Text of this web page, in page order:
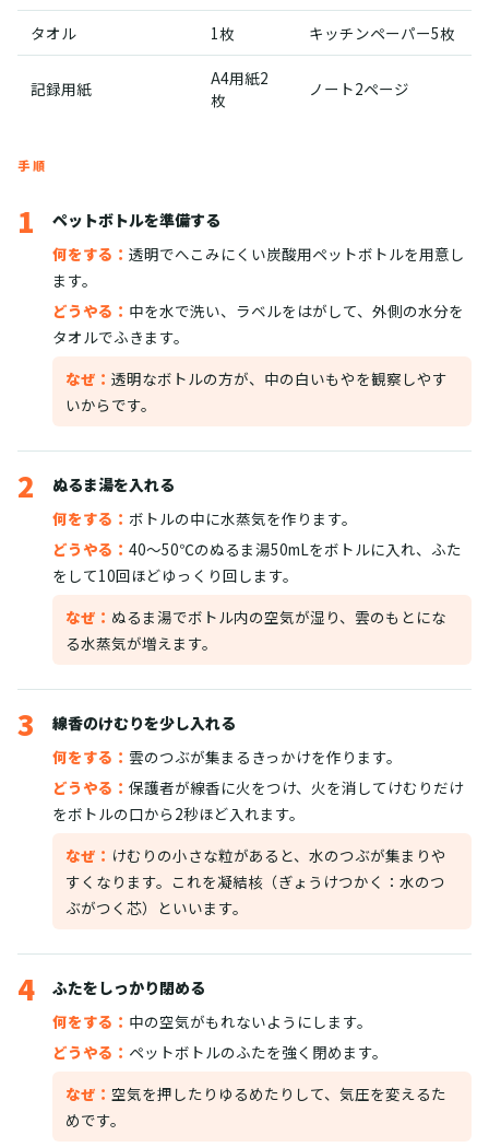
タオル 1枚 キッチンペーパー5枚
記録用紙
A4用紙2
枚
ノート2ページ
手順
1
ペットボトルを準備する
何をする： 透明でへこみにくい炭酸用ペットボトルを用意し
ます。
どうやる： 中を水で洗い、ラベルをはがして、外側の水分を
タオルでふきます。
なぜ： 透明なボトルの方が、中の白いもやを観察しやす
いからです。
2
ぬるま湯を入れる
何をする： ボトルの中に水蒸気を作ります。
どうやる： 40〜50℃のぬるま湯50mLをボトルに入れ、ふた
をして10回ほどゆっくり回します。
なぜ： ぬるま湯でボトル内の空気が湿り、雲のもとにな
る水蒸気が増えます。
3
線香のけむりを少し入れる
何をする： 雲のつぶが集まるきっかけを作ります。
どうやる： 保護者が線香に火をつけ、火を消してけむりだけ
をボトルの口から2秒ほど入れます。
なぜ： けむりの小さな粒があると、水のつぶが集まりや
すくなります。これを凝結核（ぎょうけつかく：水のつ
ぶがつく芯）といいます。
4
ふたをしっかり閉める
何をする： 中の空気がもれないようにします。
どうやる： ペットボトルのふたを強く閉めます。
なぜ： 空気を押したりゆるめたりして、気圧を変えるた
めです。